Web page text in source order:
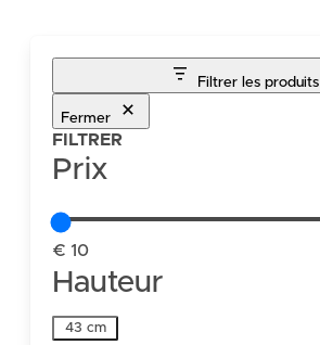
Filtrer les produits
Fermer
FILTRER
Prix
€ 10
Hauteur
Hauteur
43 cm